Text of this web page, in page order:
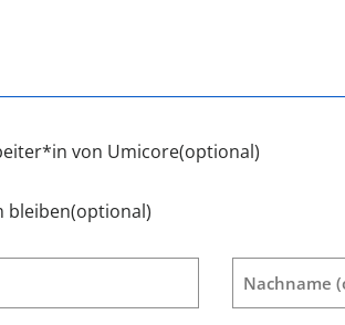
von Umicore(optional)
bleiben(optional)
Nachname